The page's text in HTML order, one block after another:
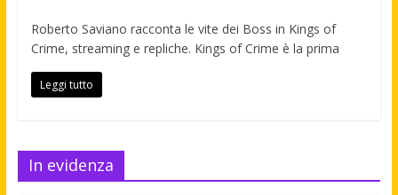
Roberto Saviano racconta le vite dei Boss in Kings of
Crime, streaming e repliche. Kings of Crime è la prima
Leggi tutto
In evidenza